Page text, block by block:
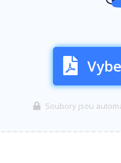
Soubory jsou